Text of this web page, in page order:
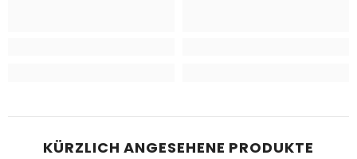
KÜRZLICH ANGESEHENE PRODUKTE